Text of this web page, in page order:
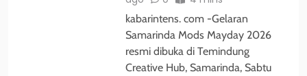
kabarintens. com -Gelaran
Samarinda Mods Mayday 2026
resmi dibuka di Temindung
Creative Hub, Samarinda, Sabtu